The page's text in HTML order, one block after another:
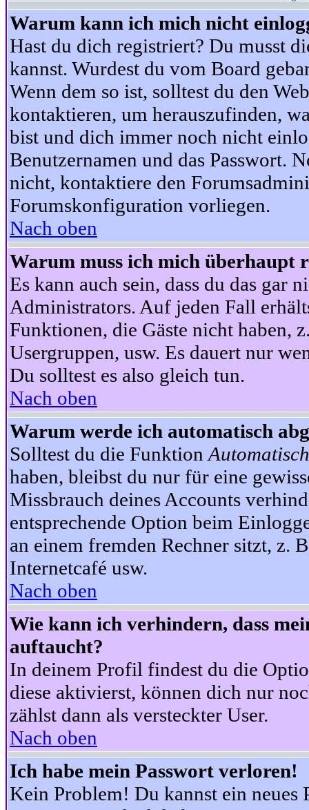
Warum kann ich mich nicht
Hast du dich registriert? Du musst
kannst. Wurdest du vom Board
Wenn dem so ist, solltest du den
kontaktieren, um herauszufinden,
bist und dich immer noch nicht
Benutzernamen und das Passwort.
nicht, kontaktiere den
Forumskonfiguration vorliegen.
Nach oben
Warum muss ich mich überhaupt
Es kann auch sein, dass du das gar
Administrators. Auf jeden Fall
Funktionen, die Gäste nicht haben,
Usergruppen, usw. Es dauert nur
Du solltest es also gleich tun.
Nach oben
Warum werde ich automatisch
Solltest du die Funktion
haben, bleibst du nur für eine
Missbrauch deines Accounts
entsprechende Option beim
an einem fremden Rechner sitzt, z.
Internetcafé usw.
Nach oben
Wie kann ich verhindern, dass
auftaucht?
In deinem Profil findest du die
diese aktivierst, können dich nur
zählst dann als versteckter User.
Nach oben
Ich habe mein Passwort verloren!
Kein Problem! Du kannst ein neues